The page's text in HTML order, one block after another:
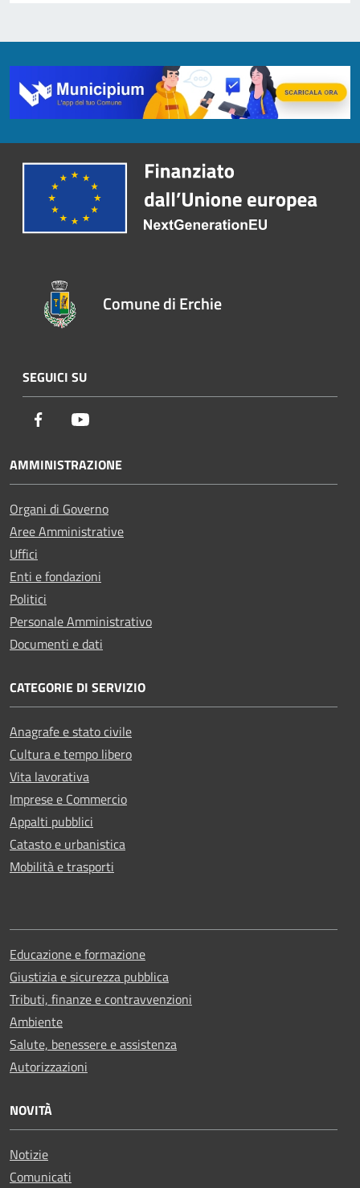
Comune di Erchie
SEGUICI SU
Facebook
AMMINISTRAZIONE
Organi di Governo
Aree Amministrative
Uffici
Enti e fondazioni
Politici
Personale Amministrativo
Documenti e dati
CATEGORIE DI SERVIZIO
Anagrafe e stato civile
Cultura e tempo libero
Vita lavorativa
Imprese e Commercio
Appalti pubblici
Catasto e urbanistica
Mobilità e trasporti
Educazione e formazione
Giustizia e sicurezza pubblica
Tributi, finanze e contravvenzioni
Ambiente
Salute, benessere e assistenza
Autorizzazioni
NOVITÀ
Notizie
Comunicati